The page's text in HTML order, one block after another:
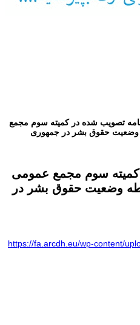
تصویب شده در کمیته سوم مجمع
وضعیت حقوق بشر در جمهوری
سوم مجمع عمومی
وضعیت حقوق بشر در
https://fa.arcdh.eu/wp-content/